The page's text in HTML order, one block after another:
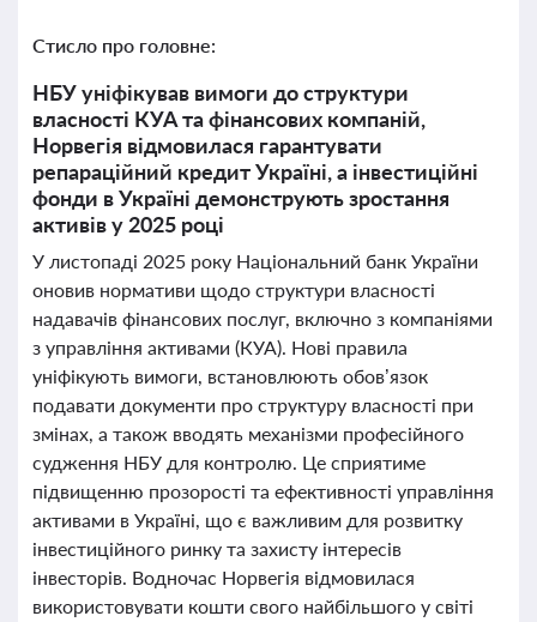
Стисло про головне:
НБУ уніфікував вимоги до структури
власності КУА та фінансових компаній,
Норвегія відмовилася гарантувати
репараційний кредит Україні, а інвестиційні
фонди в Україні демонструють зростання
активів у 2025 році
У листопаді 2025 року Національний банк України
оновив нормативи щодо структури власності
надавачів фінансових послуг, включно з компаніями
з управління активами (КУА). Нові правила
уніфікують вимоги, встановлюють обов’язок
подавати документи про структуру власності при
змінах, а також вводять механізми професійного
судження НБУ для контролю. Це сприятиме
підвищенню прозорості та ефективності управління
активами в Україні, що є важливим для розвитку
інвестиційного ринку та захисту інтересів
інвесторів. Водночас Норвегія відмовилася
використовувати кошти свого найбільшого у світі